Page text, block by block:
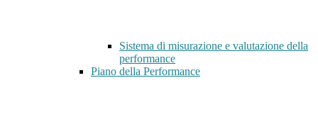
Sistema di misurazione e valutazione della
performance
Piano della Performance